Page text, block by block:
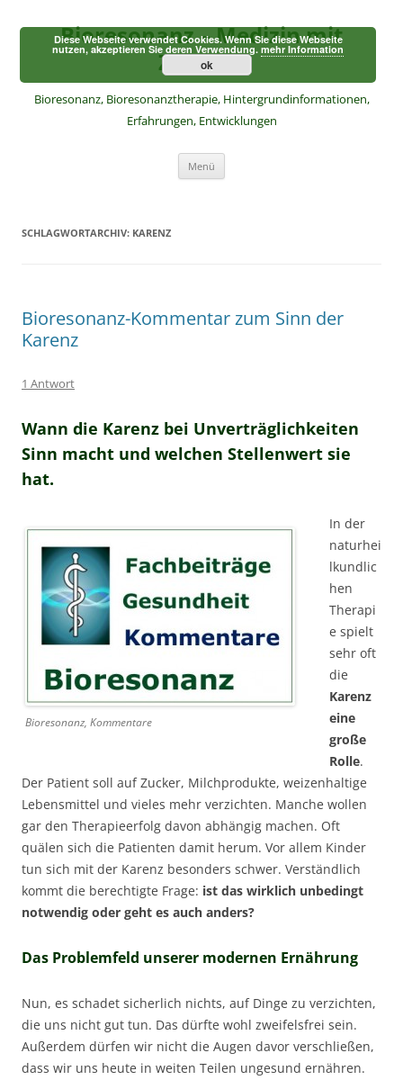
springenBioresonanz – Medizin mit
Zukunft
Bioresonanz, Bioresonanztherapie, Hintergrundinformationen,
Erfahrungen, Entwicklungen
Menü
SCHLAGWORTARCHIV: KARENZ
Bioresonanz-Kommentar zum Sinn der
Karenz
1 Antwort
Wann die Karenz bei Unverträglichkeiten
Sinn macht und welchen Stellenwert sie
hat.
Bioresonanz, Kommentare
In der
naturhei
lkundlic
hen
Therapi
e spielt
sehr oft
die
Karenz
eine
große
Rolle.
Der Patient soll auf Zucker, Milchprodukte, weizenhaltige
Lebensmittel und vieles mehr verzichten. Manche wollen
gar den Therapieerfolg davon abhängig machen. Oft
quälen sich die Patienten damit herum. Vor allem Kinder
tun sich mit der Karenz besonders schwer. Verständlich
kommt die berechtigte Frage: ist das wirklich unbedingt
notwendig oder geht es auch anders?
Das Problemfeld unserer modernen Ernährung
Nun, es schadet sicherlich nichts, auf Dinge zu verzichten,
die uns nicht gut tun. Das dürfte wohl zweifelsfrei sein.
Außerdem dürfen wir nicht die Augen davor verschließen,
dass wir uns heute in weiten Teilen ungesund ernähren.
Diese Webseite verwendet Cookies. Wenn Sie diese Webseite
nutzen, akzeptieren Sie deren Verwendung.mehr Information
ok